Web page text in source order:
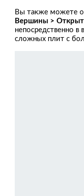
Вы также можете
Вершины >
непосредственно
сложных плит с